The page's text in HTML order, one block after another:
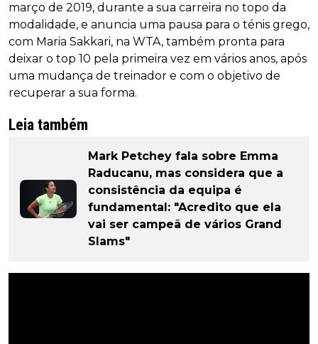
março de 2019, durante a sua carreira no topo da
modalidade, e anuncia uma pausa para o ténis grego,
com Maria Sakkari, na WTA, também pronta para
deixar o top 10 pela primeira vez em vários anos, após
uma mudança de treinador e com o objetivo de
recuperar a sua forma.
Leia também
Mark Petchey fala sobre Emma
Raducanu, mas considera que a
consistência da equipa é
fundamental: "Acredito que ela
vai ser campeã de vários Grand
Slams"